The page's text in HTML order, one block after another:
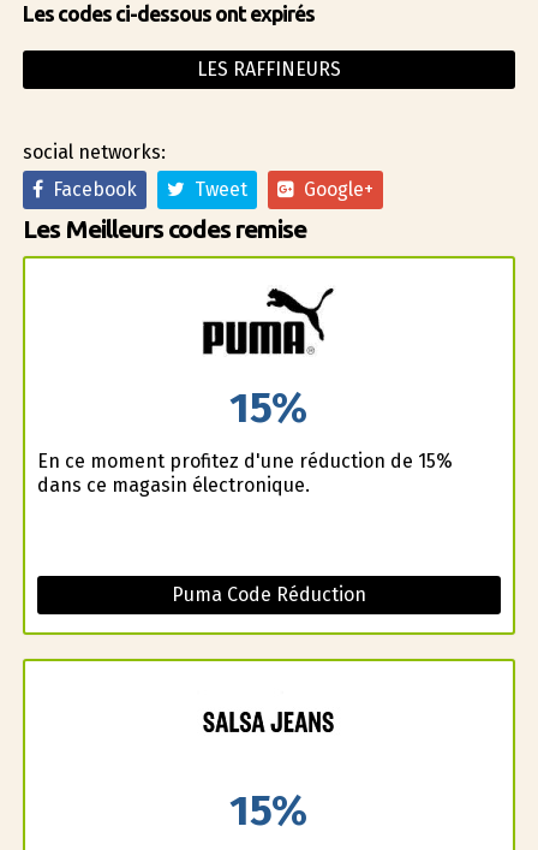
Les codes ci-dessous ont expirés
LES RAFFINEURS
social networks:
Facebook
Tweet Google+
Les Meilleurs codes remise
15%
En ce moment profitez d'une réduction de 15%
dans ce magasin électronique.
Puma Code Réduction
15%